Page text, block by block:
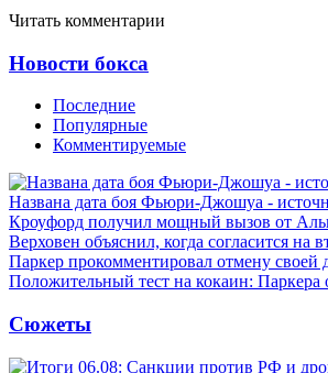
Читать комментарии
Новости бокса
Последние
Популярные
Комментируемые
Названа дата боя Фьюри-Джошуа -
Кроуфорд получил мощный вызов от
Верховен объяснил, когда согласится на
Паркер прокомментировал отмену своей
Положительный тест на кокаин: Паркера
Сюжеты